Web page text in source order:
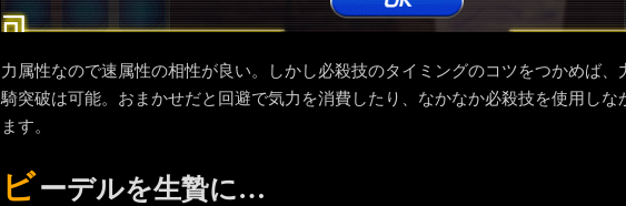
力属性なので速属性の相性が良い。しかし必殺技のタイミングのコツをつかめば
騎突破は可能。おまかせだと回避で気力を消費したり、なかなか必殺技を使用しな
ます。
ビーデルを生贄に…